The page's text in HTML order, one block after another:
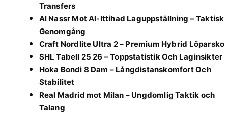
Transfers
Al Nassr Mot Al-Ittihad Laguppställning – Taktisk
Genomgång
Craft Nordlite Ultra 2 – Premium Hybrid Löparsko
SHL Tabell 25 26 – Toppstatistik Och Laginsikter
Hoka Bondi 8 Dam – Långdistanskomfort Och
Stabilitet
Real Madrid mot Milan – Ungdomlig Taktik och
Talang